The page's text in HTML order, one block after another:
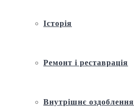
Історія
Ремонт і реставрація
Внутрішнє оздоблення